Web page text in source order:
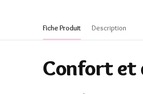
Fiche Produit Description
Confort et